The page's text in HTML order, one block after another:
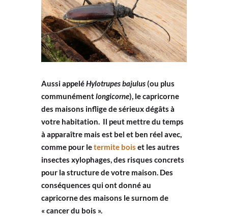
Aussi appeléHylotrupes bajulus(ou plus
communémentlongicorne), le capricorne
des maisons inflige de sérieux dégâts à
votre habitation. Il peut mettre du temps
à apparaître mais est bel et ben réel avec,
comme pour letermite bois et les autres
insectes xylophages, des risques concrets
pour la structure de votre maison. Des
conséquences qui ont donné au
capricorne des maisons le surnom de
« cancer du bois ».